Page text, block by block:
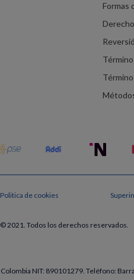
Formas
Politica de cookies
© 2021. Todos los derechos reservados.
Colombia NIT: 890101279. Teléfono: